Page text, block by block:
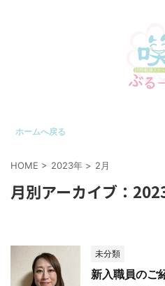
ホームへ戻る
HOME > 2023年 > 2月
月別アーカイブ：
未分類
新入職員のご